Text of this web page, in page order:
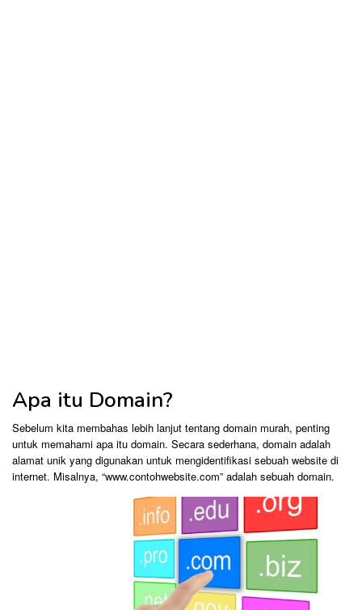
Apa itu Domain?
Sebelum kita membahas lebih lanjut tentang domain murah, penting
untuk memahami apa itu domain. Secara sederhana, domain adalah
alamat unik yang digunakan untuk mengidentifikasi sebuah website di
internet. Misalnya, “www.contohwebsite.com” adalah sebuah domain.